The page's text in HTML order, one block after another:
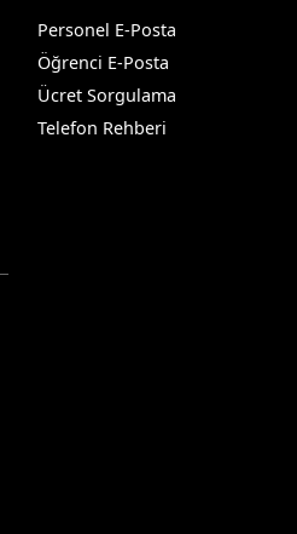
Personel E-Posta
Öğrenci E-Posta
Ücret Sorgulama
Telefon Rehberi